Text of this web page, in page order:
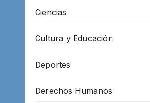
Ciencias
Cultura y Educación
Deportes
Derechos Humanos